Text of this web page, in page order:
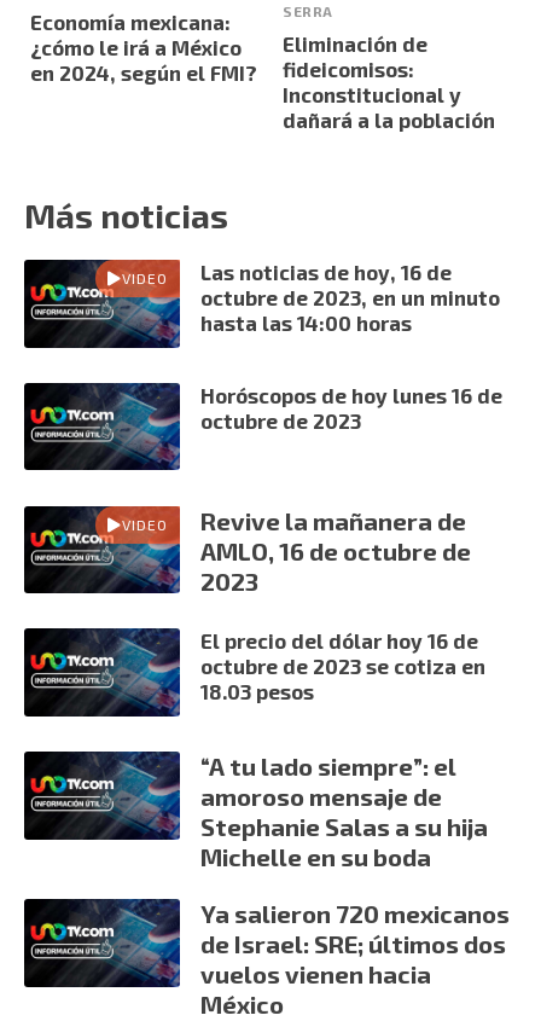
Economía mexicana:
¿cómo le irá a México
en 2024, según el FMI?
SERRA
Eliminación de
fideicomisos:
Inconstitucional y
dañará a la población
Más noticias
VIDEO
Las noticias de hoy, 16 de
octubre de 2023, en un minuto
hasta las 14:00 horas
Horóscopos de hoy lunes 16 de
octubre de 2023
VIDEO
Revive la mañanera de
AMLO, 16 de octubre de
2023
El precio del dólar hoy 16 de
octubre de 2023 se cotiza en
18.03 pesos
“A tu lado siempre”: el
amoroso mensaje de
Stephanie Salas a su hija
Michelle en su boda
Ya salieron 720 mexicanos
de Israel: SRE; últimos dos
vuelos vienen hacia
México